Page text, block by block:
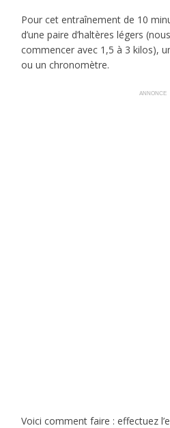
Pour cet entraînement de 10
d’une paire d’haltères légers
commencer avec 1,5 à 3 kilos),
ou un chronomètre.
ANNONCE
Voici comment faire : effectuez